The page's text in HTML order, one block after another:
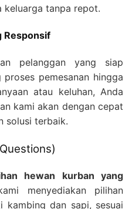
keluarga tanpa repot.
Responsif
pelanggan yang siap
pemesanan hingga
atau keluhan, Anda
kami akan dengan cepat
solusi terbaik.
hewan kurban yang
menyediakan pilihan
kambing dan sapi, sesuai